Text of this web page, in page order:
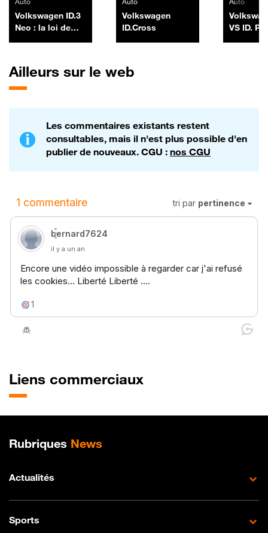
Volkswagen ID.3
Neo : la loi de
Volkswagen
ID.Cross
VS ID.
Ailleurs sur le web
Les commentaires existants restent
consultables, mais il n'est plus possible d'en
publier de nouveaux. CGU : nos CGU
Liens commerciaux
Plan de site
Rubriques News
Actualités
Sports